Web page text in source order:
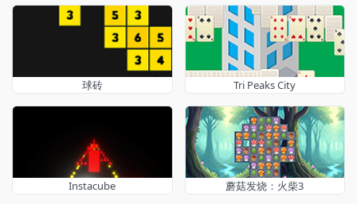
球砖 Tri Peaks City
Instacube 蘑菇发烧：火柴3